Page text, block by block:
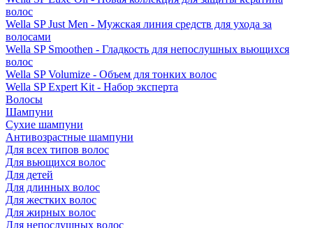
волос
Wella SP Just Men - Мужская линия средств для ухода за
волосами
Wella SP Smoothen - Гладкость для непослушных вьющихся
волос
Wella SP Volumize - Объем для тонких волос
Wella SP Expert Kit - Набор эксперта
Волосы
Шампуни
Сухие шампуни
Антивозрастные шампуни
Для всех типов волос
Для вьющихся волос
Для детей
Для длинных волос
Для жестких волос
Для жирных волос
Для непослушных волос